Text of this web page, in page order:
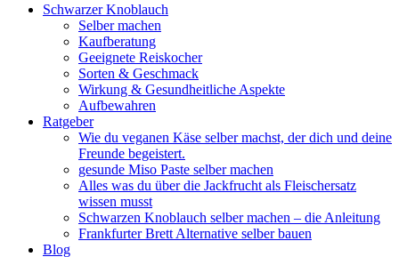
Schwarzer Knoblauch
Selber machen
Kaufberatung
Geeignete Reiskocher
Sorten & Geschmack
Wirkung & Gesundheitliche Aspekte
Aufbewahren
Ratgeber
Wie du veganen Käse selber machst, der dich und deine
Freunde begeistert.
gesunde Miso Paste selber machen
Alles was du über die Jackfrucht als Fleischersatz
wissen musst
Schwarzen Knoblauch selber machen – die Anleitung
Frankfurter Brett Alternative selber bauen
Blog